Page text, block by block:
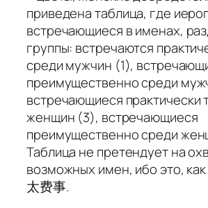
приведена таблица, где
встречающиеся в именах,
группы: встречаются
среди мужчин (1),
преимущественно среди
встречающиеся практически
женщин (3), встречающиеся
преимущественно среди
Таблица не претендует на
возможных имен, ибо это, как
太费事.